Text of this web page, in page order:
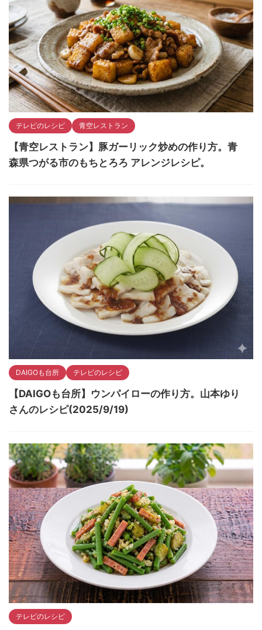
テレビのレシピ 青空レストラン
【青空レストラン】豚ガーリック炒めの作り方。青
森県つがる市のもちとろろ アレンジレシピ。
DAIGOも台所 テレビのレシピ
【DAIGOも台所】ウンパイローの作り方。山本ゆり
さんのレシピ(2025/9/19)
テレビのレシピ